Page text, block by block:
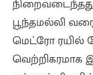
பூந்தமல்லி
மெட்ரோ
வெற்றிகரமாக